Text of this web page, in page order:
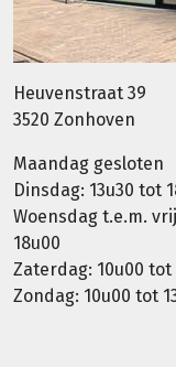
Heuvenstraat 39
3520 Zonhoven
Maandag gesloten
Dinsdag: 13u30 tot
Woensdag t.e.m.
18u00
Zaterdag: 10u00 tot
Zondag: 10u00 tot